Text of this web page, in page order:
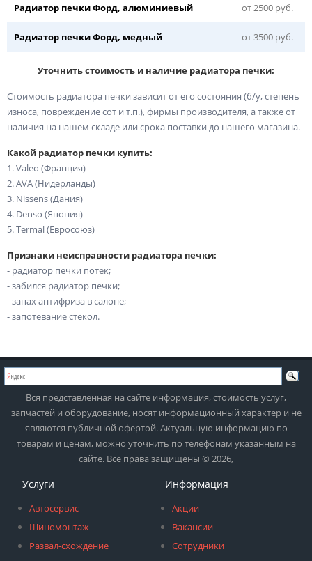
Радиатор печки Форд, алюминиевый от 2500 руб.
Радиатор печки Форд, медный от 3500 руб.
Уточнить стоимость и наличие радиатора печки:
Стоимость радиатора печки зависит от его состояния (б/у, степень
износа, повреждение сот и т.п.), фирмы производителя, а также от
наличия на нашем складе или срока поставки до нашего магазина.
Какой радиатор печки купить:
1. Valeo (Франция)
2. AVA (Нидерланды)
3. Nissens (Дания)
4. Denso (Япония)
5. Termal (Евросоюз)
Признаки неисправности радиатора печки:
- радиатор печки потек;
- забился радиатор печки;
- запах антифриза в салоне;
- запотевание стекол.
Вся представленная на сайте информация, стоимость услуг,
запчастей и оборудование, носят информационный характер и не
являются публичной офертой. Актуальную информацию по
товарам и ценам, можно уточнить по телефонам указанным на
сайте. Все права защищены © 2026,
Услуги
Автосервис
Шиномонтаж
Развал-схождение
Информация
Акции
Вакансии
Сотрудники